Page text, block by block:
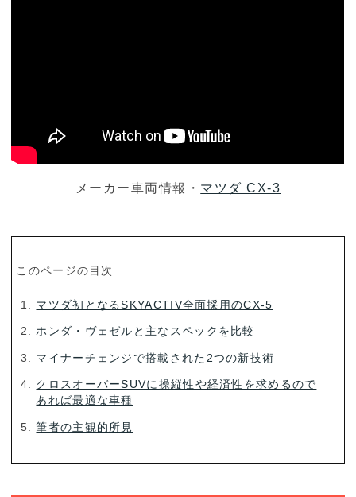
メーカー車両情報・ マツダ CX-3
このページの目次
マツダ初となるSKYACTIV全面採用のCX-5
ホンダ・ヴェゼルと主なスペックを比較
マイナーチェンジで搭載された2つの新技術
クロスオーバーSUVに操縦性や経済性を求めるので
あれば最適な車種
筆者の主観的所見